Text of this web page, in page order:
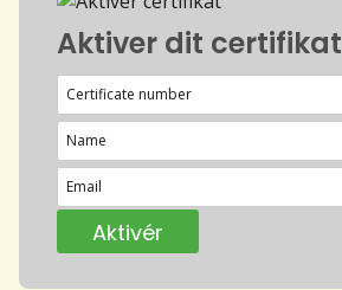
Aktiver dit certifikat